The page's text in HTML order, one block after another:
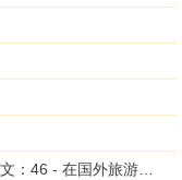
写作练习 | 英语写作高分范文60篇题目与范文：46 - 在国外旅游时的礼仪